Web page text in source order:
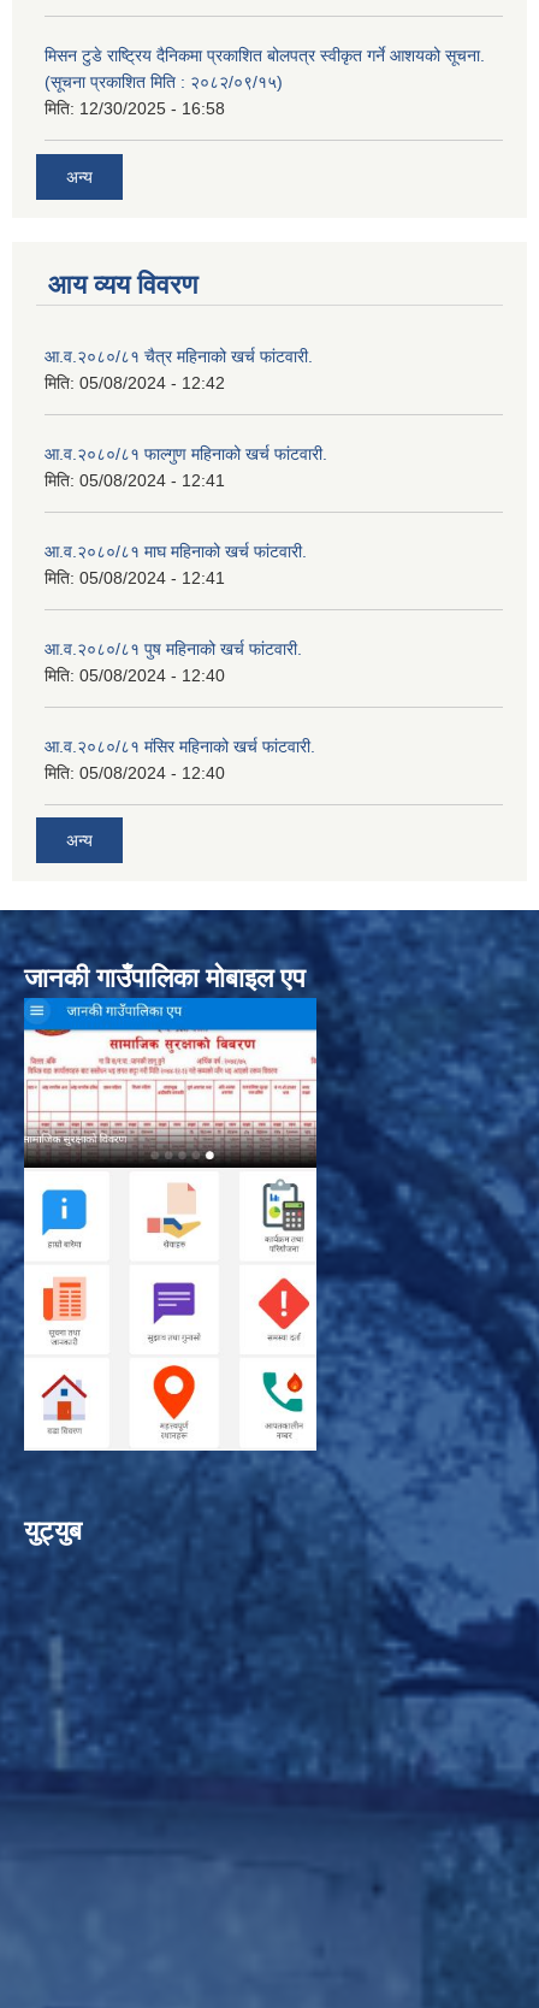
मिसन टुडे राष्ट्रिय दैनिकमा प्रकाशित बोलपत्र स्वीकृत गर्ने आशयको सूचना.
(सूचना प्रकाशित मिति : २०८२/०९/१५)
मिति: 12/30/2025 - 16:58
अन्य
आय व्यय विवरण
आ.व.२०८०/८१ चैत्र महिनाको खर्च फांटवारी.
मिति: 05/08/2024 - 12:42
आ.व.२०८०/८१ फाल्गुण महिनाको खर्च फांटवारी.
मिति: 05/08/2024 - 12:41
आ.व.२०८०/८१ माघ महिनाको खर्च फांटवारी.
मिति: 05/08/2024 - 12:41
आ.व.२०८०/८१ पुष महिनाको खर्च फांटवारी.
मिति: 05/08/2024 - 12:40
आ.व.२०८०/८१ मंसिर महिनाको खर्च फांटवारी.
मिति: 05/08/2024 - 12:40
अन्य
जानकी गाउँपालिका मोबाइल एप
युट्युब